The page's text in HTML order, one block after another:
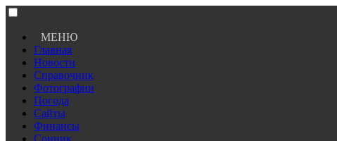
МЕНЮ
Главная
Новости
Справочник
Фотографии
Погода
Сайты
Финансы
Сонник